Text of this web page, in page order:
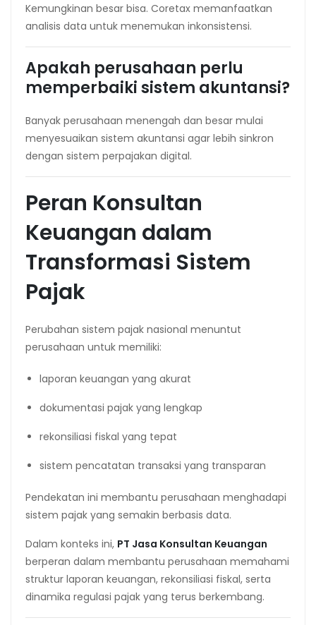
Kemungkinan besar bisa. Coretax memanfaatkan
analisis data untuk menemukan inkonsistensi.
Apakah perusahaan perlu
memperbaiki sistem akuntansi?
Banyak perusahaan menengah dan besar mulai
menyesuaikan sistem akuntansi agar lebih sinkron
dengan sistem perpajakan digital.
Peran Konsultan
Keuangan dalam
Transformasi Sistem
Pajak
Perubahan sistem pajak nasional menuntut
perusahaan untuk memiliki:
laporan keuangan yang akurat
dokumentasi pajak yang lengkap
rekonsiliasi fiskal yang tepat
sistem pencatatan transaksi yang transparan
Pendekatan ini membantu perusahaan menghadapi
sistem pajak yang semakin berbasis data.
Dalam konteks ini, PT Jasa Konsultan Keuangan
berperan dalam membantu perusahaan memahami
struktur laporan keuangan, rekonsiliasi fiskal, serta
dinamika regulasi pajak yang terus berkembang.